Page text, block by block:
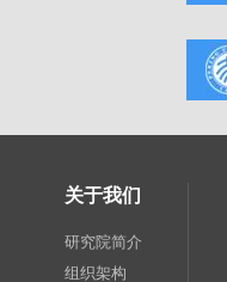
关于我们
研究院简介
组织架构